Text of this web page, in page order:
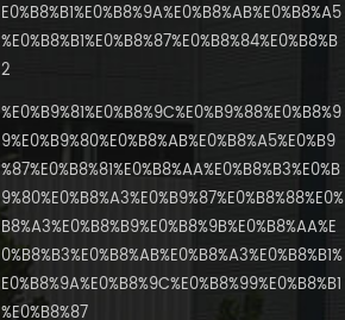
E0%B8%B1%E0%B8%9A%E0%B8%AB%E0%B8%A5
%E0%B8%B1%E0%B8%87%E0%B8%84%E0%B8%B
2
%E0%B9%81%E0%B8%9C%E0%B9%88%E0%B8%9
9%E0%B9%80%E0%B8%AB%E0%B8%A5%E0%B9
%87%E0%B8%81%E0%B8%AA%E0%B8%B3%E0%B
9%80%E0%B8%A3%E0%B9%87%E0%B8%88%E0%
B8%A3%E0%B8%B9%E0%B8%9B%E0%B8%AA%E
0%B8%B3%E0%B8%AB%E0%B8%A3%E0%B8%B1%
E0%B8%9A%E0%B8%9C%E0%B8%99%E0%B8%B1
%E0%B8%87